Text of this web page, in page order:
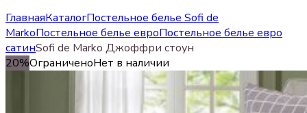
ГлавнаяКаталогПостельное белье Sofi de
MarkoПостельное белье евроПостельное белье евро
сатинSofi de Marko Джоффри стоун
20%ОграниченоНет в наличии